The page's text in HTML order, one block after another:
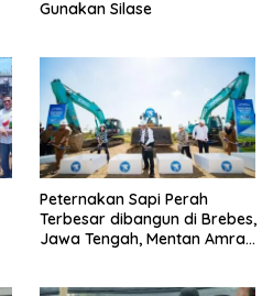
Gunakan Silase
Peternakan Sapi Perah
Terbesar dibangun di Brebes,
Jawa Tengah, Mentan Amran